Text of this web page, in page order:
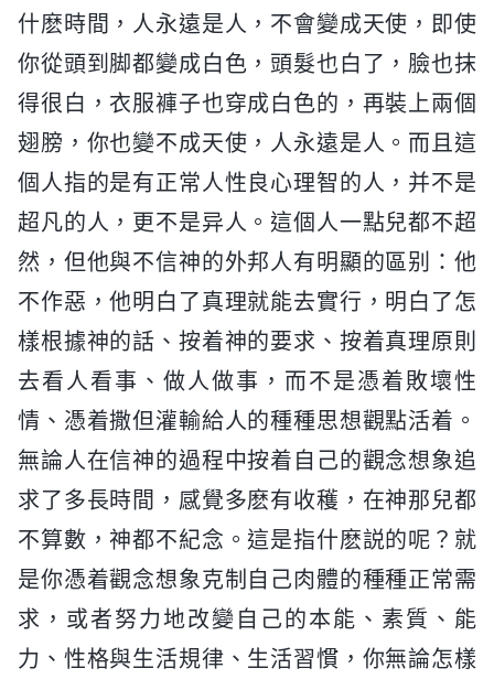
什麽時間，人永遠是人，不會變成天使，即使
你從頭到脚都變成白色，頭髮也白了，臉也抹
得很白，衣服褲子也穿成白色的，再裝上兩個
翅膀，你也變不成天使，人永遠是人。而且這
個人指的是有正常人性良心理智的人，并不是
超凡的人，更不是异人。這個人一點兒都不超
然，但他與不信神的外邦人有明顯的區别：他
不作惡，他明白了真理就能去實行，明白了怎
樣根據神的話、按着神的要求、按着真理原則
去看人看事、做人做事，而不是憑着敗壞性
情、憑着撒但灌輸給人的種種思想觀點活着。
無論人在信神的過程中按着自己的觀念想象追
求了多長時間，感覺多麽有收穫，在神那兒都
不算數，神都不紀念。這是指什麽説的呢？就
是你憑着觀念想象克制自己肉體的種種正常需
求，或者努力地改變自己的本能、素質、能
力、性格與生活規律、生活習慣，你無論怎樣